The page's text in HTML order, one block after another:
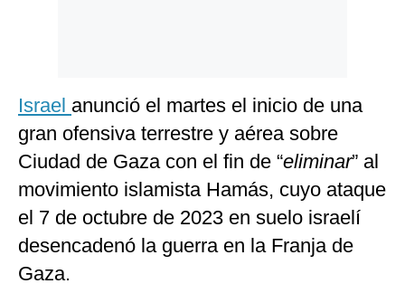
Israel anunció el martes el inicio de una
gran ofensiva terrestre y aérea sobre
Ciudad de Gaza con el fin de “eliminar” al
movimiento islamista Hamás, cuyo ataque
el 7 de octubre de 2023 en suelo israelí
desencadenó la guerra en la Franja de
Gaza.